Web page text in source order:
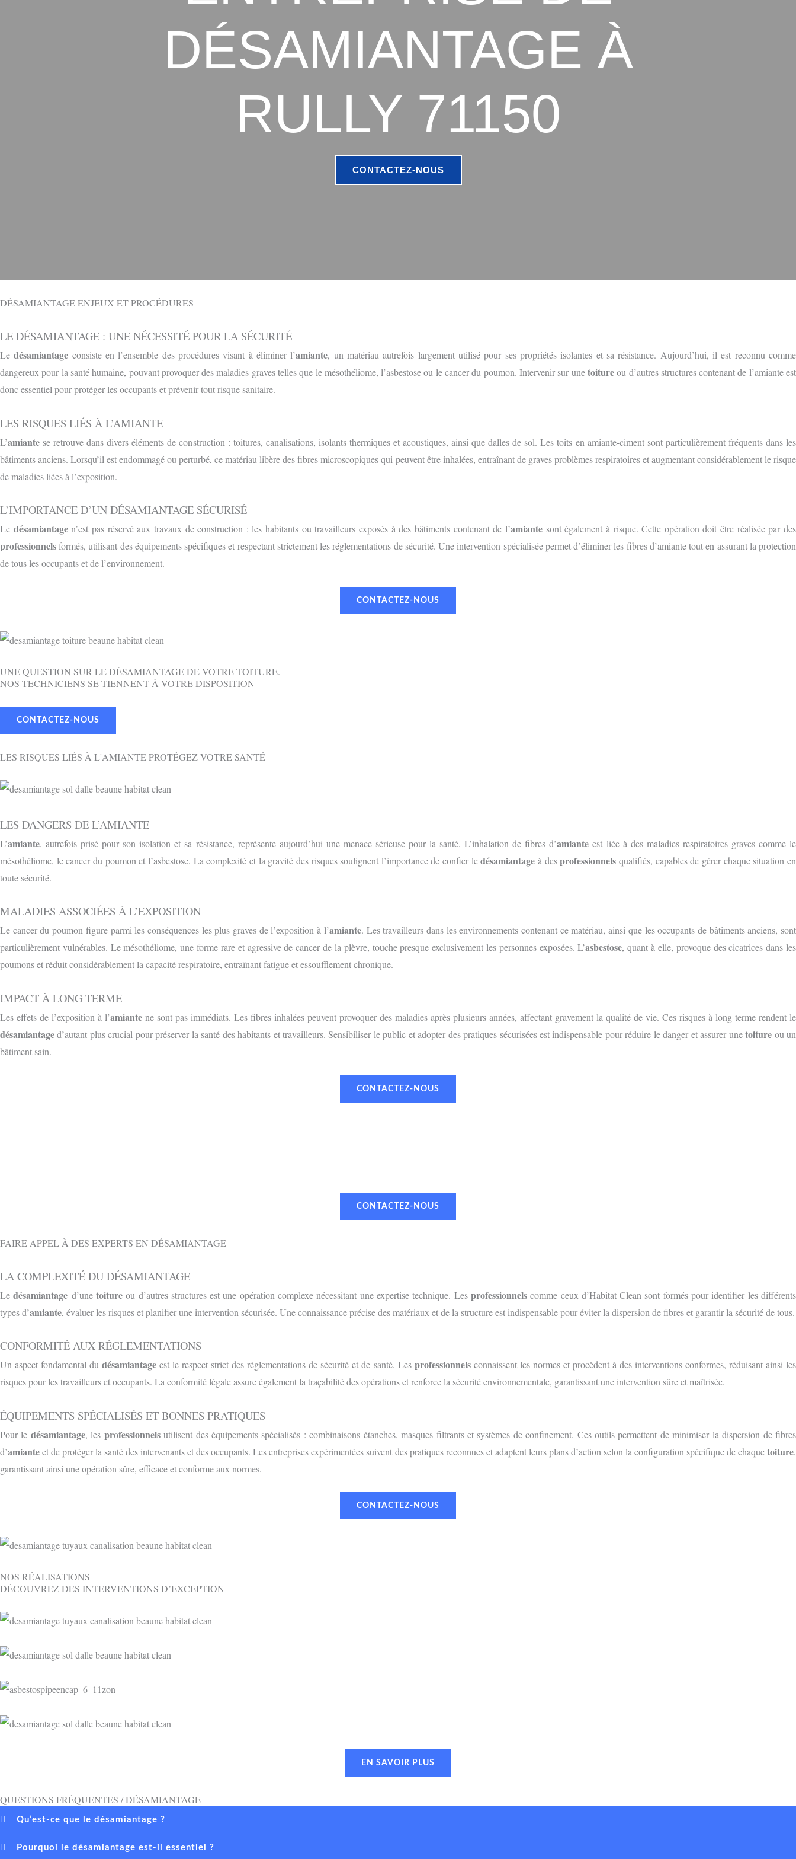
DÉSAMIANTAGE À
RULLY 71150
CONTACTEZ-NOUS
DÉSAMIANTAGE ENJEUX ET PROCÉDURES
LE DÉSAMIANTAGE : UNE NÉCESSITÉ POUR LA SÉCURITÉ
Ledésamiantage consiste en l’ensemble des procédures visant à éliminer l’amiante, un matériau autrefois largement utilisé pour ses propriétés isolantes et sa résistance. Aujourd’hui, il est reconnu comme
dangereux pour la santé humaine, pouvant provoquer des maladies graves telles que le mésothéliome, l’asbestose ou le cancer du poumon. Intervenir sur unetoitureou d’autres structures contenant de l’amiante est
donc essentiel pour protéger les occupants et prévenir tout risque sanitaire.
LES RISQUES LIÉS À L’AMIANTE
L’amiante se retrouve dans divers éléments de construction : toitures, canalisations, isolants thermiques et acoustiques, ainsi que dalles de sol. Les toits en amiante-ciment sont particulièrement fréquents dans les
bâtiments anciens. Lorsqu’il est endommagé ou perturbé, ce matériau libère des fibres microscopiques qui peuvent être inhalées, entraînant de graves problèmes respiratoires et augmentant considérablement le risque
de maladies liées à l’exposition.
L’IMPORTANCE D’UN DÉSAMIANTAGE SÉCURISÉ
Le désamiantagen’est pas réservé aux travaux de construction : les habitants ou travailleurs exposés à des bâtiments contenant de l’amiantesont également à risque. Cette opération doit être réalisée par des
professionnelsformés, utilisant des équipements spécifiques et respectant strictement les réglementations de sécurité. Une intervention spécialisée permet d’éliminer les fibres d’amiante tout en assurant la protection
de tous les occupants et de l’environnement.
CONTACTEZ-NOUS
UNE QUESTION SUR LE DÉSAMIANTAGE DE VOTRE TOITURE.
NOS TECHNICIENS SE TIENNENT À VOTRE DISPOSITION
CONTACTEZ-NOUS
LES RISQUES LIÉS À L'AMIANTE PROTÉGEZ VOTRE SANTÉ
LES DANGERS DE L’AMIANTE
L’amiante, autrefois prisé pour son isolation et sa résistance, représente aujourd’hui une menace sérieuse pour la santé. L’inhalation de fibres d’amiante est liée à des maladies respiratoires graves comme le
mésothéliome, le cancer du poumon et l’asbestose. La complexité et la gravité des risques soulignent l’importance de confier ledésamiantage à desprofessionnels qualifiés, capables de gérer chaque situation en
toute sécurité.
MALADIES ASSOCIÉES À L’EXPOSITION
Le cancer du poumon figure parmi les conséquences les plus graves de l’exposition à l’amiante. Les travailleurs dans les environnements contenant ce matériau, ainsi que les occupants de bâtiments anciens, sont
particulièrement vulnérables. Le mésothéliome, une forme rare et agressive de cancer de la plèvre, touche presque exclusivement les personnes exposées. L’asbestose, quant à elle, provoque des cicatrices dans les
poumons et réduit considérablement la capacité respiratoire, entraînant fatigue et essoufflement chronique.
IMPACT À LONG TERME
Les effets de l’exposition à l’amiante ne sont pas immédiats. Les fibres inhalées peuvent provoquer des maladies après plusieurs années, affectant gravement la qualité de vie. Ces risques à long terme rendent le
désamiantaged’autant plus crucial pour préserver la santé des habitants et travailleurs. Sensibiliser le public et adopter des pratiques sécurisées est indispensable pour réduire le danger et assurer unetoiture ou un
bâtiment sain.
CONTACTEZ-NOUS
CONTACTEZ-NOUS
FAIRE APPEL À DES EXPERTS EN DÉSAMIANTAGE
LA COMPLEXITÉ DU DÉSAMIANTAGE
Ledésamiantage d’une toitureou d’autres structures est une opération complexe nécessitant une expertise technique. Les professionnelscomme ceux d’Habitat Clean sont formés pour identifier les différents
types d’amiante, évaluer les risques et planifier une intervention sécurisée. Une connaissance précise des matériaux et de la structure est indispensable pour éviter la dispersion de fibres et garantir la sécurité de tous.
CONFORMITÉ AUX RÉGLEMENTATIONS
Un aspect fondamental dudésamiantage est le respect strict des réglementations de sécurité et de santé. Les professionnelsconnaissent les normes et procèdent à des interventions conformes, réduisant ainsi les
risques pour les travailleurs et occupants. La conformité légale assure également la traçabilité des opérations et renforce la sécurité environnementale, garantissant une intervention sûre et maîtrisée.
ÉQUIPEMENTS SPÉCIALISÉS ET BONNES PRATIQUES
Pour le désamiantage, les professionnelsutilisent des équipements spécialisés : combinaisons étanches, masques filtrants et systèmes de confinement. Ces outils permettent de minimiser la dispersion de fibres
d’amianteet de protéger la santé des intervenants et des occupants. Les entreprises expérimentées suivent des pratiques reconnues et adaptent leurs plans d’action selon la configuration spécifique de chaquetoiture,
garantissant ainsi une opération sûre, efficace et conforme aux normes.
CONTACTEZ-NOUS
NOS RÉALISATIONS
DÉCOUVREZ DES INTERVENTIONS D’EXCEPTION
EN SAVOIR PLUS
QUESTIONS FRÉQUENTES / DÉSAMIANTAGE
Qu’est-ce que le désamiantage ?
Pourquoi le désamiantage est-il essentiel ?